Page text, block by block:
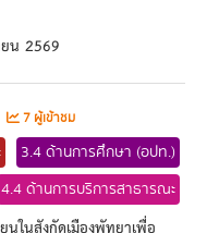
น 2569
7 ผู้เข้าชม
3.4 ด้านการศึกษา (อปท.)
4.4 ด้านการบริการสาธารณะ
ในสังกัดเมืองพัทยาเพื่อ